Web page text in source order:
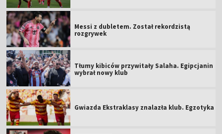
Messi z dubletem. Został rekordzistą
rozgrywek
Tłumy kibiców przywitały Salaha. Egipcjanin
wybrał nowy klub
Gwiazda Ekstraklasy znalazła klub. Egzotyka